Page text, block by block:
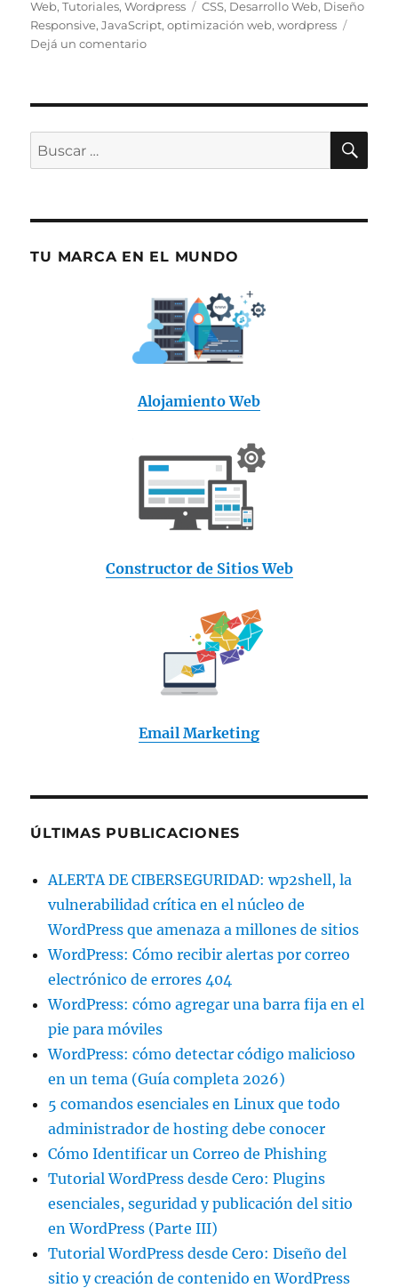
el
Web,Tutoriales,Wordpress Etiquetas
CSS, Desarrollo Web, Diseño
Responsive,JavaScript,optimización web,wordpress
Dejá un comentarioen
barra
en
móviles
Buscar
por:
TU MARCA EN EL MUNDO
Alojamiento Web
Constructor de Sitios Web
Email Marketing
ÚLTIMAS PUBLICACIONES
ALERTA DE CIBERSEGURIDAD: wp2shell, la
vulnerabilidad crítica en el núcleo de
WordPress que amenaza a millones de sitios
WordPress: Cómo recibir alertas por correo
electrónico de errores 404
WordPress: cómo agregar una barra fija en el
pie para móviles
WordPress: cómo detectar código malicioso
en un tema (Guía completa 2026)
5 comandos esenciales en Linux que todo
administrador de hosting debe conocer
Cómo Identificar un Correo de Phishing
Tutorial WordPress desde Cero: Plugins
esenciales, seguridad y publicación del sitio
en WordPress (Parte III)
Tutorial WordPress desde Cero: Diseño del
sitio y creación de contenido en WordPress